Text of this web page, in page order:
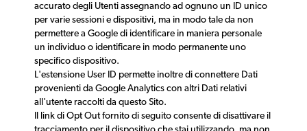
accurato degli Utenti assegnando ad ognuno un ID unico
per varie sessioni e dispositivi, ma in modo tale da non
permettere a Google di identificare in maniera personale
un individuo o identificare in modo permanente uno
specifico dispositivo.
L'estensione User ID permette inoltre di connettere Dati
provenienti da Google Analytics con altri Dati relativi
all'utente raccolti da questo Sito.
Il link di Opt Out fornito di seguito consente di disattivare il